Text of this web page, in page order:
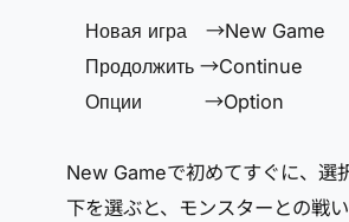
Новая игра →New Game
Продолжить →Continue
Опции →Option
New Gameで初めてすぐに、選
下を選ぶと、モンスターとの戦